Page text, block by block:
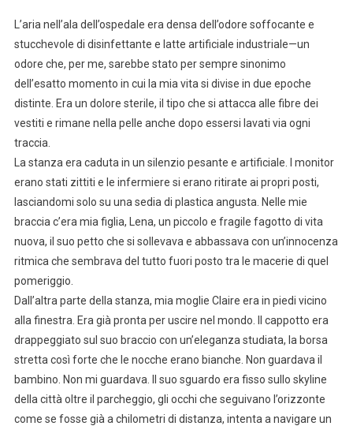
L’aria nell’ala dell’ospedale era densa dell’odore soffocante e
stucchevole di disinfettante e latte artificiale industriale—un
odore che, per me, sarebbe stato per sempre sinonimo
dell’esatto momento in cui la mia vita si divise in due epoche
distinte. Era un dolore sterile, il tipo che si attacca alle fibre dei
vestiti e rimane nella pelle anche dopo essersi lavati via ogni
traccia.
La stanza era caduta in un silenzio pesante e artificiale. I monitor
erano stati zittiti e le infermiere si erano ritirate ai propri posti,
lasciandomi solo su una sedia di plastica angusta. Nelle mie
braccia c’era mia figlia, Lena, un piccolo e fragile fagotto di vita
nuova, il suo petto che si sollevava e abbassava con un’innocenza
ritmica che sembrava del tutto fuori posto tra le macerie di quel
pomeriggio.
Dall’altra parte della stanza, mia moglie Claire era in piedi vicino
alla finestra. Era già pronta per uscire nel mondo. Il cappotto era
drappeggiato sul suo braccio con un’eleganza studiata, la borsa
stretta così forte che le nocche erano bianche. Non guardava il
bambino. Non mi guardava. Il suo sguardo era fisso sullo skyline
della città oltre il parcheggio, gli occhi che seguivano l’orizzonte
come se fosse già a chilometri di distanza, intenta a navigare un